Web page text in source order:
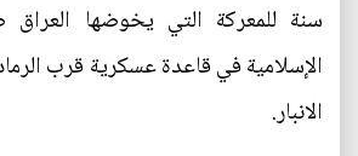
سنة للمعركة التي يخوضها العراق
الإسلامية في قاعدة عسكرية قرب
الانبار.